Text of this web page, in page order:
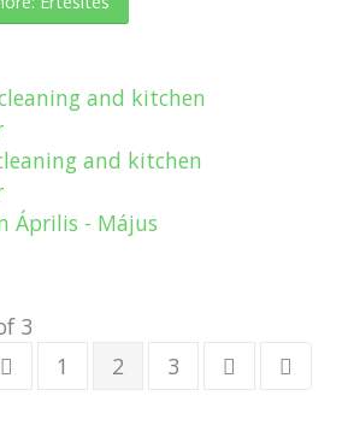
and kitchen
and kitchen
Április - Május
3
1
2 3